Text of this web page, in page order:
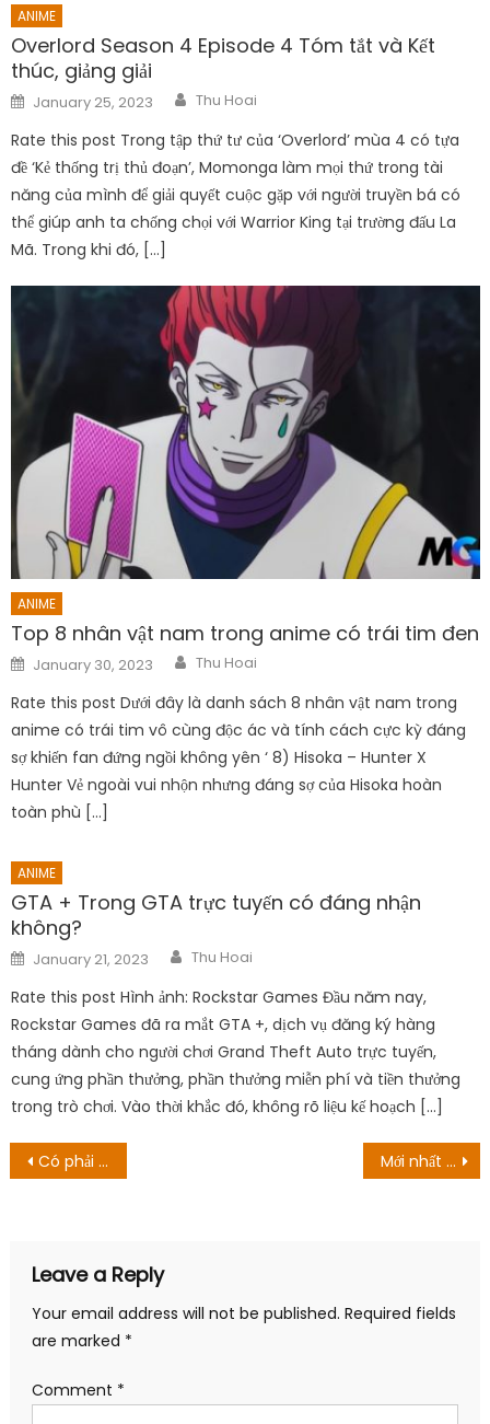
ANIME
Overlord Season 4 Episode 4 Tóm tắt và Kết
thúc, giảng giải
Posted
on
January 25, 2023 Author
Thu Hoai
Rate this post Trong tập thứ tư của ‘Overlord’ mùa 4 có tựa
đề ‘Kẻ thống trị thủ đoạn’, Momonga làm mọi thứ trong tài
năng của mình để giải quyết cuộc gặp với người truyền bá có
thể giúp anh ta chống chọi với Warrior King tại trường đấu La
Mã. Trong khi đó, […]
ANIME
Top 8 nhân vật nam trong anime có trái tim đen
Posted
on
January 30, 2023 Author
Thu Hoai
Rate this post Dưới đây là danh sách 8 nhân vật nam trong
anime có trái tim vô cùng độc ác và tính cách cực kỳ đáng
sợ khiến fan đứng ngồi không yên ‘ 8) Hisoka – Hunter X
Hunter Vẻ ngoài vui nhộn nhưng đáng sợ của Hisoka hoàn
toàn phù […]
ANIME
GTA + Trong GTA trực tuyến có đáng nhận
không?
Posted
on
January 21, 2023 Author
Thu Hoai
Rate this post Hình ảnh: Rockstar Games Đầu năm nay,
Rockstar Games đã ra mắt GTA +, dịch vụ đăng ký hàng
tháng dành cho người chơi Grand Theft Auto trực tuyến,
cung ứng phần thưởng, phần thưởng miễn phí và tiền thưởng
trong trò chơi. Vào thời khắc đó, không rõ liệu kế hoạch […]
Post
Có phải Drake Và Hẹn hò trong tuần? Tất cả những điều cần biết về nó Mới nhất thông tin về anime Black Clover season 5, toàn bộ trận chiến với Dark Triad sẽ lên sóng
Leave a Reply
Your email address will not be published. Required fields
are marked *
Comment *